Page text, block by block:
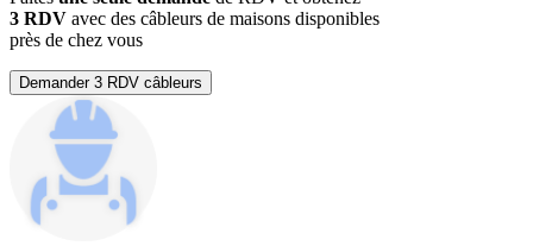
3 RDV avec des câbleurs de maisons disponibles
près de chez vous
Demander 3 RDV câbleurs